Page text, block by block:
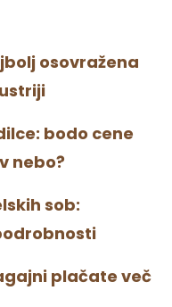
osovražena
bodo cene
nebo?
sob:
plačate več